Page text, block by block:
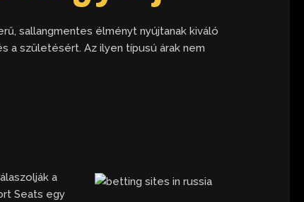
sallangmentes élményt nyújtanak kiváló
a születésért. Az ilyen típusú árak nem
a
Seats egy